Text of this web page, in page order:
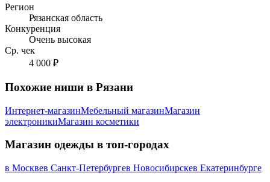
Регион
Рязанская область
Конкуренция
Очень высокая
Ср. чек
4 000 ₽
Похожие ниши в Рязани
Интернет-магазинМебельный магазинМагазин
электроникиМагазин косметики
Магазин одежды в топ-городах
в Москвев Санкт-Петербургев Новосибирскев Екатеринбурге